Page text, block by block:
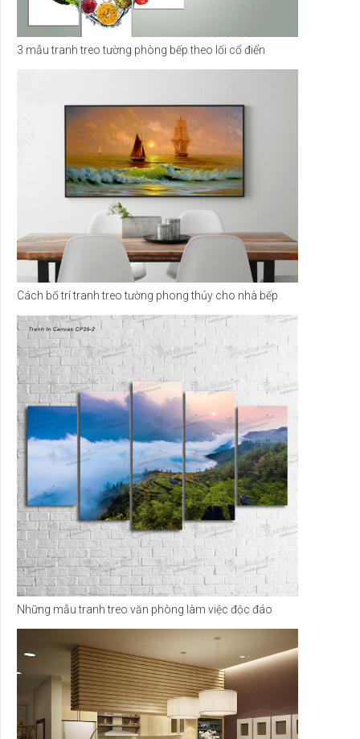
3 mẫu tranh treo tường phòng bếp theo lối cổ điển
Cách bố trí tranh treo tường phong thủy cho nhà bếp
Những mẫu tranh treo văn phòng làm việc độc đáo